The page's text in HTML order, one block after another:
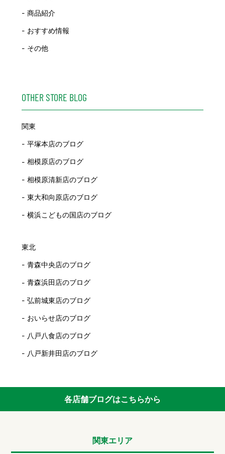
商品紹介
おすすめ情報
その他
OTHER STORE BLOG
関東
平塚本店のブログ
相模原店のブログ
相模原清新店のブログ
東大和向原店のブログ
横浜こどもの国店のブログ
東北
青森中央店のブログ
青森浜田店のブログ
弘前城東店のブログ
おいらせ店のブログ
八戸八食店のブログ
八戸新井田店のブログ
各店舗ブログはこちらから
関東エリア